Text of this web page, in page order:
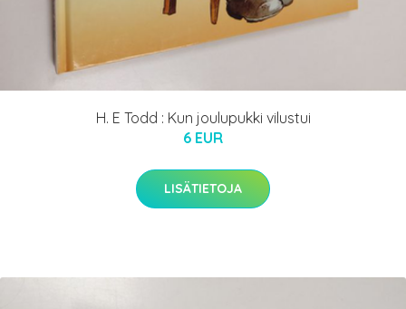
H. E Todd : Kun joulupukki vilustui
6 EUR
LISÄTIETOJA